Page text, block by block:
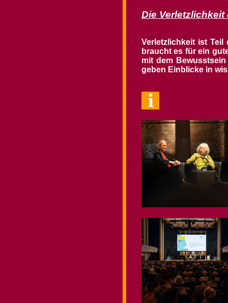
Die Verletzlichkeit
Verletzlichkeit ist Teil
braucht es für ein
mit dem
geben Einblicke in